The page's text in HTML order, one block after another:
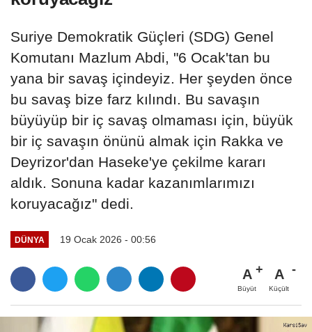
Suriye Demokratik Güçleri (SDG) Genel
Komutanı Mazlum Abdi, "6 Ocak'tan bu
yana bir savaş içindeyiz. Her şeyden önce
bu savaş bize farz kılındı. Bu savaşın
büyüyüp bir iç savaş olmaması için, büyük
bir iç savaşın önünü almak için Rakka ve
Deyrizor'dan Haseke'ye çekilme kararı
aldık. Sonuna kadar kazanımlarımızı
koruyacağız" dedi.
DÜNYA 19 Ocak 2026 - 00:56
A
Büyüt
A
Küçült